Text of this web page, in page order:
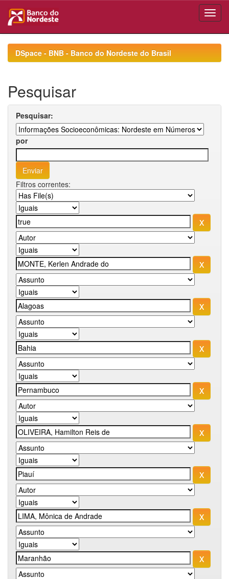
navigationDSpace - BNB - Banco do Nordeste do Brasil
Pesquisar
Pesquisar:
por
Filtros correntes: